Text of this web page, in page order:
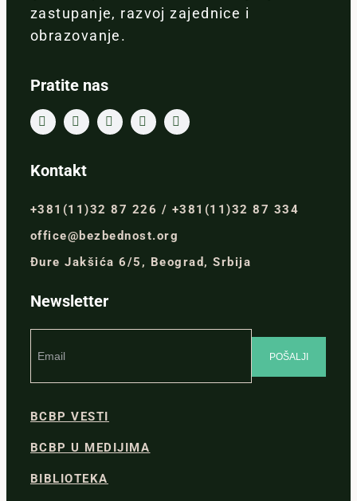
zastupanje, razvoj zajednice i
obrazovanje.
Pratite nas
Kontakt
+381(11)32 87 226 / +381(11)32 87 334
office@bezbednost.org
Đure Jakšića 6/5, Beograd, Srbija
Newsletter
BCBP VESTI
BCBP U MEDIJIMA
BIBLIOTEKA